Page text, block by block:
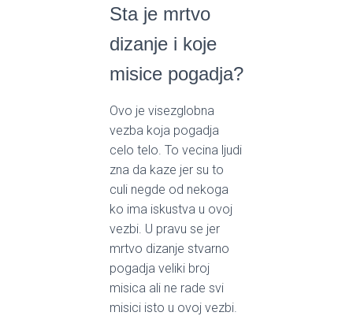
Sta je mrtvo
dizanje i koje
misice pogadja?
Ovo je visezglobna
vezba koja pogadja
celo telo. To vecina ljudi
zna da kaze jer su to
culi negde od nekoga
ko ima iskustva u ovoj
vezbi. U pravu se jer
mrtvo dizanje stvarno
pogadja veliki broj
misica ali ne rade svi
misici isto u ovoj vezbi.